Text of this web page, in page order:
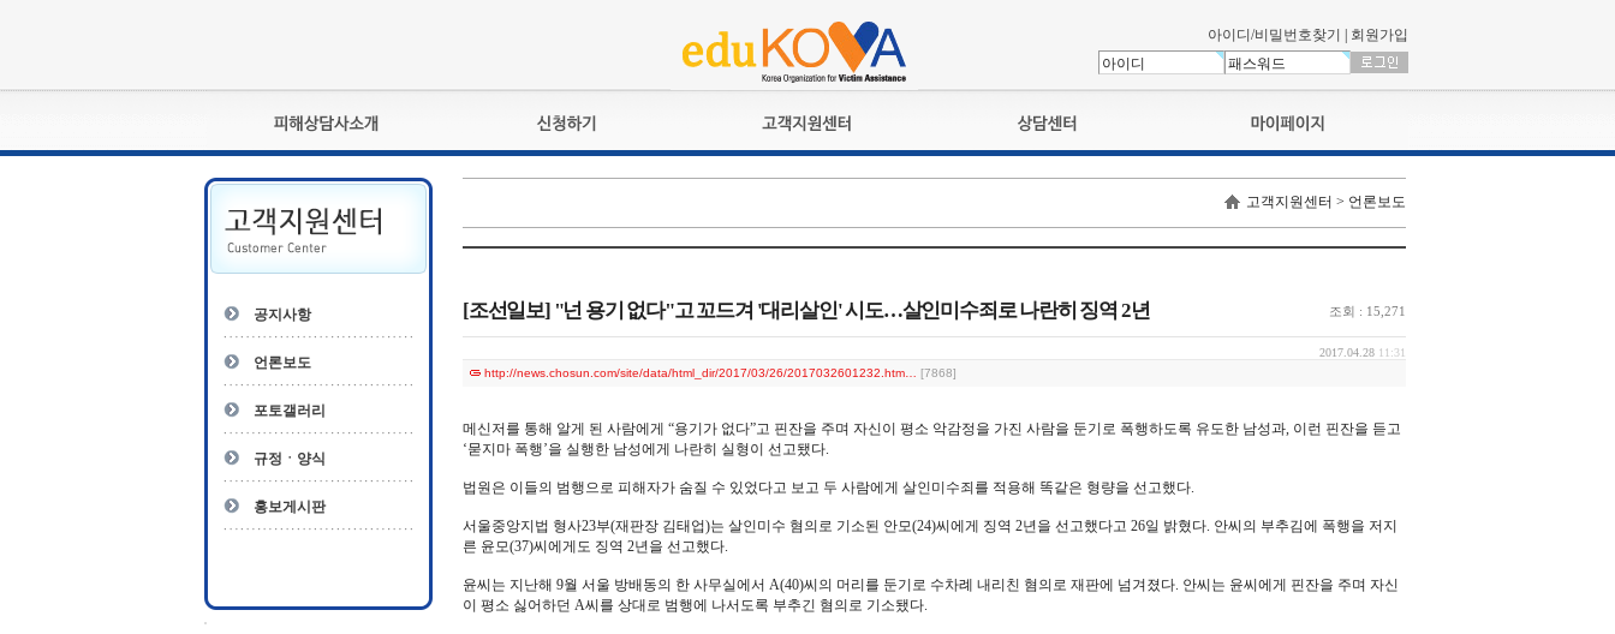
아이디/비밀번호찾기 회원가입
피해상담사란?
자격관리규정
상담사 자격증 확인
- 피해상담사 1급
- 전문수련감독자
- 전문수련기관
교육훈련
자격복원
공지사항
상담접수
나의신청내역
교육영상강의실
나의활동내역
나의 연회비
공지사항
언론보도
포토갤러리
규정ㆍ양식
홍보게시판
고객지원센터 > 언론보도
[조선일보] "넌 용기 없다"고 꼬드겨 '대리살인' 시도…살인미수죄로 나란히 징역 2년 조회 : 15,271
2017.04.28 11:31
http://news.chosun.com/site/data/html_dir/2017/03/26/2017032601232.htm…
[7868]
메신저를 통해 알게 된 사람에게 “용기가 없다”고 핀잔을 주며 자신이 평소 악감정을 가진 사람을 둔기로 폭행하도록 유도한 남성과, 이런 핀잔을 듣고
‘묻지마 폭행’을 실행한 남성에게 나란히 실형이 선고됐다.
법원은 이들의 범행으로 피해자가 숨질 수 있었다고 보고 두 사람에게 살인미수죄를 적용해 똑같은 형량을 선고했다.
서울중앙지법 형사23부(재판장 김태업)는 살인미수 혐의로 기소된 안모(24)씨에게 징역 2년을 선고했다고 26일 밝혔다. 안씨의 부추김에 폭행을 저지
른 윤모(37)씨에게도 징역 2년을 선고했다.
윤씨는 지난해 9월 서울 방배동의 한 사무실에서 A(40)씨의 머리를 둔기로 수차례 내리친 혐의로 재판에 넘겨졌다. 안씨는 윤씨에게 핀잔을 주며 자신
이 평소 싫어하던 A씨를 상대로 범행에 나서도록 부추긴 혐의로 기소됐다.